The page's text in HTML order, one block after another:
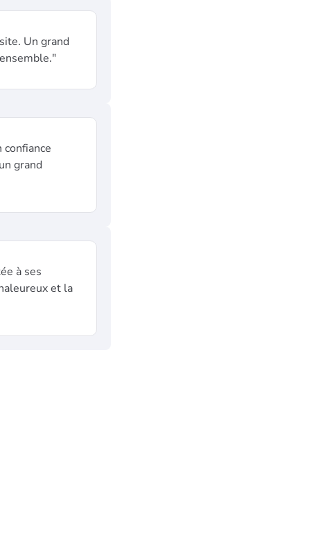
Un grand
grand
à ses
et la